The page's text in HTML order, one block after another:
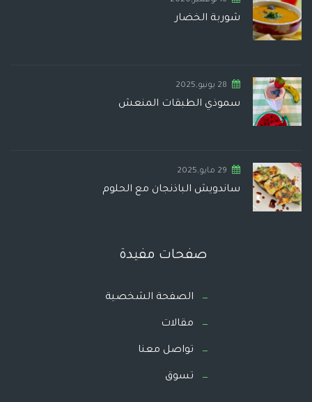
شوربة الخضار
28 يونيو,2025
سموذي الطبقات المنعش
29 مايو,2025
ساندويش الباذنجان مع الحلوم
صفحات مفيدة
الصفحة الشخصية
مقالات
تواصل معنا
تسوق